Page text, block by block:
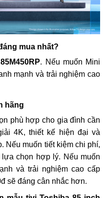
mua nhất?
85M450RP. Nếu muốn Mini
mạnh và trải nghiệm cao
hãng
phù hợp cho gia đình cần
4K, thiết kế hiện đại và
Nếu muốn tiết kiệm chi phí,
chọn hợp lý. Nếu muốn
và trải nghiệm cao cấp
sẽ đáng cân nhắc hơn.